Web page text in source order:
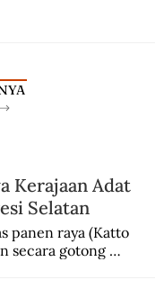
Kerajaan Adat
Selatan
panen raya (Katto
secara gotong